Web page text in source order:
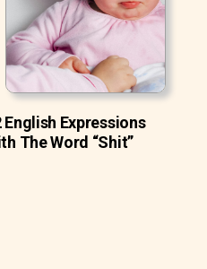
English Expressions
The Word “Shit”